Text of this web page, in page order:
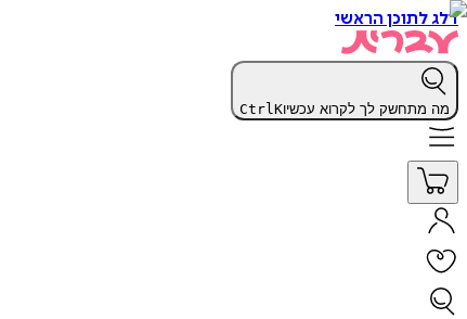
דלג לתוכן הראשי
מה מתחשק לך לקרוא עכשיו CtrlK